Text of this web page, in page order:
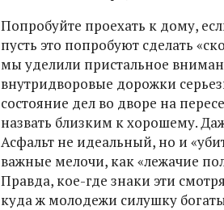
Попробуйте проехать к дому,
пусть это попробуют сделать
мы уделили пристальное
внутридворовые дорожки
состояние дел во дворе на
назвать близким к хорошему.
Асфальт не идеальный, но и
важные мелочи, как «лежачие
Правда, кое-где знаки эти
куда ж молодежи силушку